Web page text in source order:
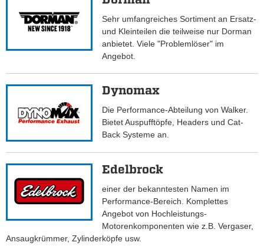
Sehr umfangreiches Sortiment an Ersatz-
und Kleinteilen die teilweise nur Dorman
anbietet. Viele "Problemlöser" im
Angebot.
Dynomax
Die Performance-Abteilung von Walker.
Bietet Auspufftöpfe, Headers und Cat-
Back Systeme an.
Edelbrock
einer der bekanntesten Namen im
Performance-Bereich. Komplettes
Angebot von Hochleistungs-
Motorenkomponenten wie z.B. Vergaser,
Ansaugkrümmer, Zylinderköpfe usw.